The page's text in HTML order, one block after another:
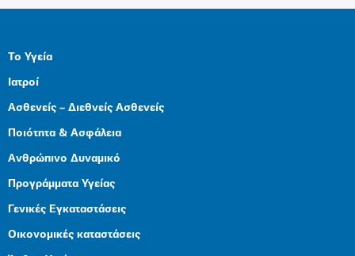
Το Υγεία
Ιατροί
Ασθενείς – Διεθνείς Ασθενείς
Ποιότητα & Ασφάλεια
Ανθρώπινο Δυναμικό
Προγράμματα Υγείας
Γενικές Εγκαταστάσεις
Οικονομικές καταστάσεις